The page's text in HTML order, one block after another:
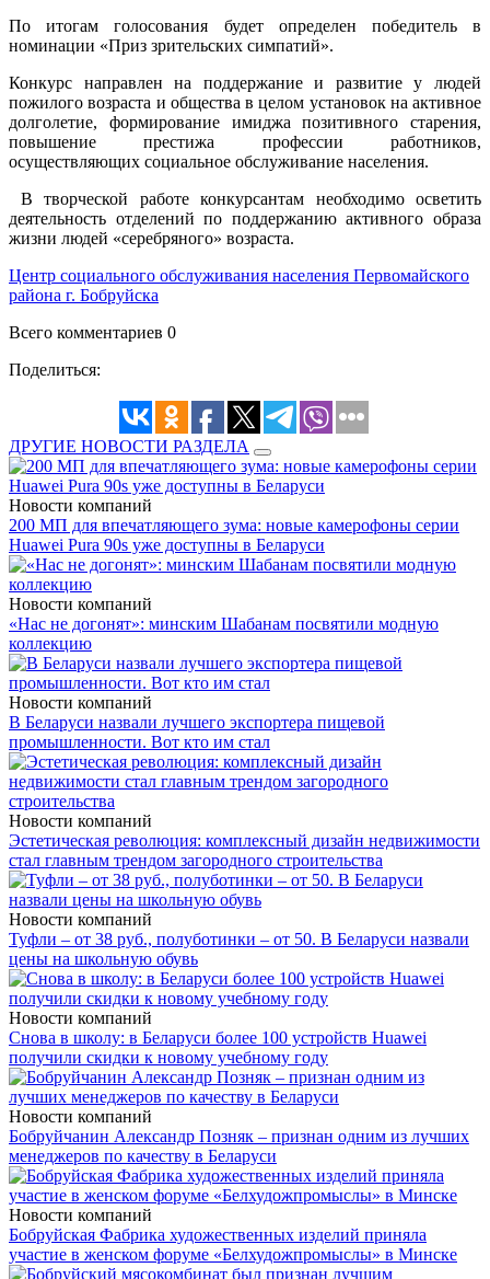
По итогам голосования будет определен победитель в
номинации «Приз зрительских симпатий».
Конкурс направлен на поддержание и развитие у людей
пожилого возраста и общества в целом установок на активное
долголетие, формирование имиджа позитивного старения,
повышение престижа профессии работников,
осуществляющих социальное обслуживание населения.
В творческой работе конкурсантам необходимо осветить
деятельность отделений по поддержанию активного образа
жизни людей «серебряного» возраста.
Центр социального обслуживания населения Первомайского
района г. Бобруйска
Всего комментариев 0
Поделиться:
ДРУГИЕ НОВОСТИ РАЗДЕЛА
Новости компаний
200 МП для впечатляющего зума: новые камерофоны серии
Huawei Pura 90s уже доступны в Беларуси
Новости компаний
«Нас не догонят»: минским Шабанам посвятили модную
коллекцию
Новости компаний
В Беларуси назвали лучшего экспортера пищевой
промышленности. Вот кто им стал
Новости компаний
Эстетическая революция: комплексный дизайн недвижимости
стал главным трендом загородного строительства
Новости компаний
Туфли – от 38 руб., полуботинки – от 50. В Беларуси назвали
цены на школьную обувь
Новости компаний
Снова в школу: в Беларуси более 100 устройств Huawei
получили скидки к новому учебному году
Новости компаний
Бобруйчанин Александр Позняк – признан одним из лучших
менеджеров по качеству в Беларуси
Новости компаний
Бобруйская Фабрика художественных изделий приняла
участие в женском форуме «Белхудожпромыслы» в Минске